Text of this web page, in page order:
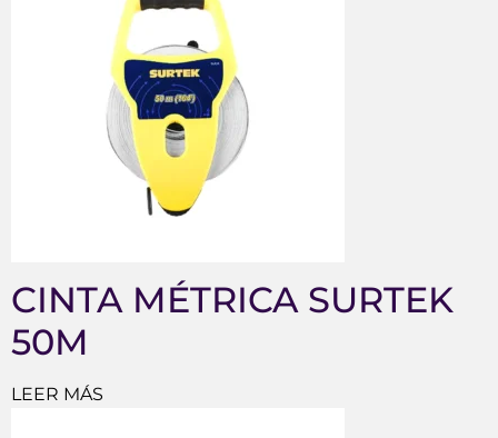
CINTA MÉTRICA SURTEK
50M
LEER MÁS